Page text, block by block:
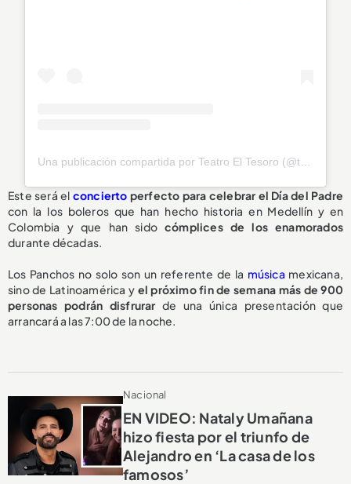
Este será el concierto perfecto para celebrar el Día del Padre
con la los boleros que han hecho historia en Medellín y en
Colombia y que han sidocómplices de los enamorados
durante décadas.
Los Panchos no solo son un referente de la música mexicana,
sino de Latinoamérica y el próximo fin de semana más de 900
personas podrán disfrurar de una única presentación que
arrancará a las 7:00 de la noche.
Nacional
EN VIDEO: Nataly Umañana
hizo fiesta por el triunfo de
Alejandro en ‘La casa de los
famosos’